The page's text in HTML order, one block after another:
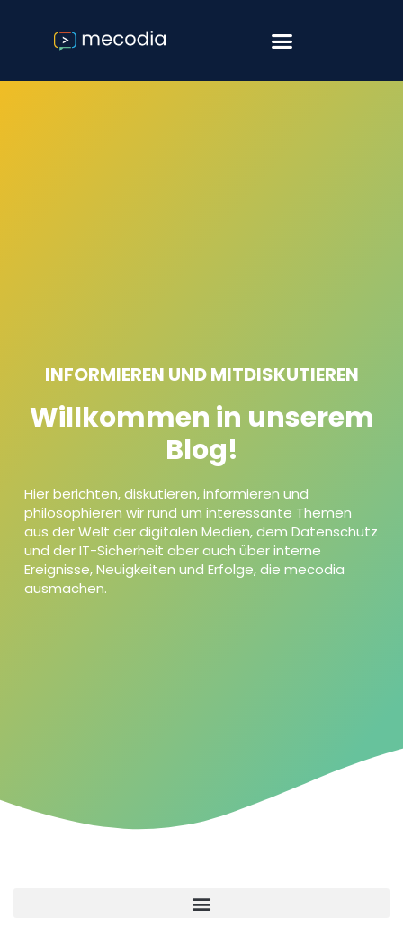
INFORMIEREN UND MITDISKUTIEREN
Willkommen in unserem
Blog!
Hier berichten, diskutieren, informieren und
philosophieren wir rund um interessante Themen
aus der Welt der digitalen Medien, dem Datenschutz
und der IT-Sicherheit aber auch über interne
Ereignisse, Neuigkeiten und Erfolge, die mecodia
ausmachen.